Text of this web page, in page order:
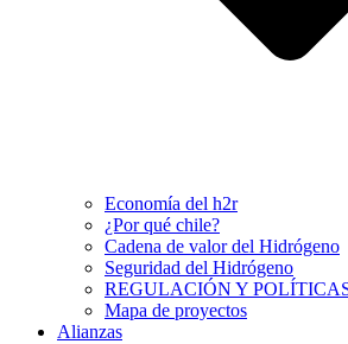
Economía del h2r
¿Por qué chile?
Cadena de valor del Hidrógeno
Seguridad del Hidrógeno
REGULACIÓN Y
Mapa de proyectos
Alianzas